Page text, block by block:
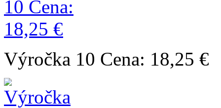
Výročka 10 Cena: 18,25 €